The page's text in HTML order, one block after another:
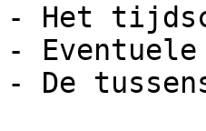
- Het
-
- De